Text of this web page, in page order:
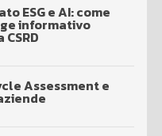
ESG e AI: come
informativo
Assessment e